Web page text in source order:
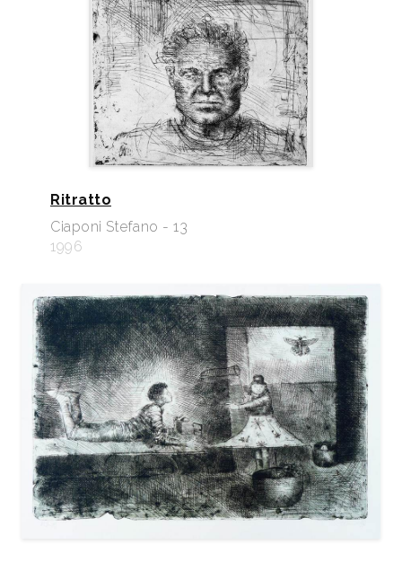
Ritratto
Ciaponi Stefano - 13
1996